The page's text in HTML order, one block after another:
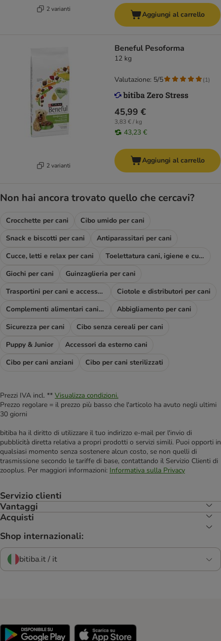
2 varianti
Aggiungi al carrello
2 varianti
Beneful Pesoforma
12 kg
45,99 €
3,83 € / kg
43,23 €
Valutazione: 5/5 (1)
Aggiungi al carrello
Non hai ancora trovato quello che cercavi?
Crocchette per cani
Cibo umido per cani
Snack e biscotti per cani
Antiparassitari per cani
Cucce, letti e relax per cani
Toelettatura cani, igiene e cura
Giochi per cani
Guinzaglieria per cani
Trasportini per cani e accessori viaggio
Ciotole e distributori per cani
Complementi alimentari cani e diete
Abbigliamento per cani
Sicurezza per cani
Cibo senza cereali per cani
Puppy & Junior
Accessori da esterno cani
Cibo per cani anziani
Cibo per cani sterilizzati
Prezzi IVA incl. ** Visualizza condizioni.
Prezzo regolare = il prezzo più basso che l'articolo ha avuto negli ultimi
30 giorni
bitiba ha il diritto di utilizzare il tuo indirizzo e-mail per l'invio di
pubblicità diretta relativa a propri prodotti o servizi simili. Puoi opporti in
qualsiasi momento senza sostenere alcun costo, se non quelli di
trasmissione secondo le tariffe di base, contattando il Servizio Clienti di
zooplus. Per maggiori informazioni: Informativa sulla Privacy
Servizio clienti
Vantaggi
Acquisti
Shop internazionali:
bitiba.it / it